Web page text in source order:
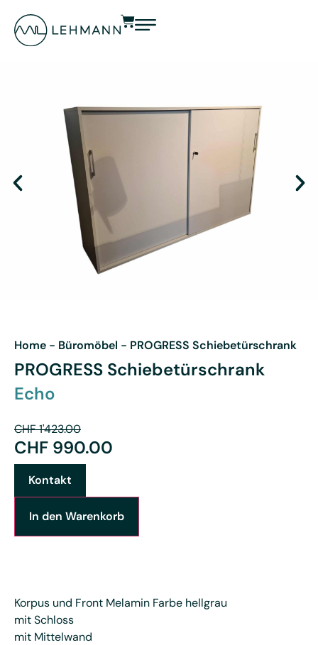
Home - Büromöbel - PROGRESS Schiebetürschrank
PROGRESS Schiebetürschrank
Echo
CHF1'423.00
CHF 990.00
Kontakt
In den Warenkorb
Korpus und Front Melamin Farbe hellgrau
mit Schloss
mit Mittelwand